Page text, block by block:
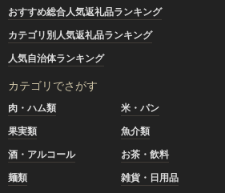
おすすめ総合人気返礼品ランキング
カテゴリ別人気返礼品ランキング
人気自治体ランキング
カテゴリでさがす
肉・ハム類 米・パン
果実類
魚介類
酒・アルコール
お茶・飲料
麺類
雑貨・日用品